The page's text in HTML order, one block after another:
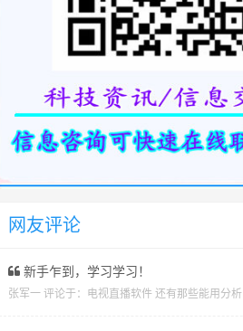
网友评论
新手乍到，学习学习！
张军一 评论于： 电视直播软件 还有那些能用分析